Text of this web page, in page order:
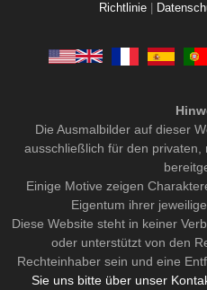
Richtlinie
Die Ausmalbilder auf dieser
ausschließlich für den
Einige Motive zeigen
Eigentum ihrer
Diese Website steht in keiner
oder unterstützt von den
Rechteinhaber sein und eine
Sie uns bitte über unser